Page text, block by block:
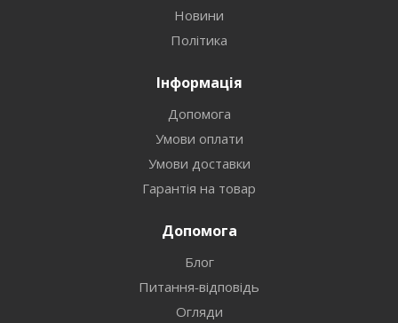
Новини
Політика
Інформація
Допомога
Умови оплати
Умови доставки
Гарантія на товар
Допомога
Блог
Питання-відповідь
Огляди